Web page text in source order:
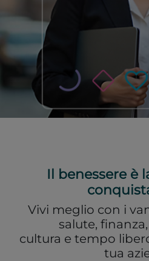
Il benessere è
Vivi meglio con i
salute,
cultura e tempo
tua